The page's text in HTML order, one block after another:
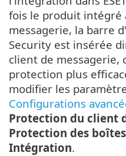
fois le produit intégré
messagerie, la barre
Security est insérée
client de messagerie,
protection plus
modifier les
Configurations
Protection du client
Protection des
Intégration.